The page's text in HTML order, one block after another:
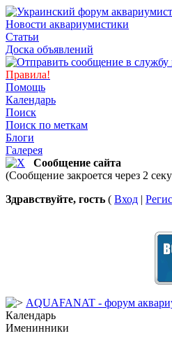
Новости аквариумистики
Статьи
Доска объявлений
Правила!
Помощь
Календарь
Поиск
Поиск по меткам
Блоги
Галерея
Сообщение сайта
(Сообщение закроется через 2
Здравствуйте, гость ( Вход |
AQUAFANAT - форум
Календарь
Именинники